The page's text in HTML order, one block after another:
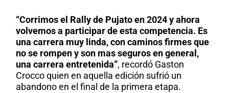
“Corrimos el Rally de Pujato en 2024 y ahora
volvemos a participar de esta competencia. Es
una carrera muy linda, con caminos firmes que
no se rompen y son mas seguros en general,
una carrera entretenida”, recordó Gaston
Crocco quien en aquella edición sufrió un
abandono en el final de la primera etapa.